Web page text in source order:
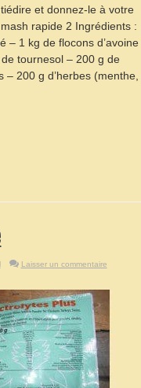
et donnez-le à votre
rapide 2 Ingrédients :
– 1 kg de flocons d’avoine
tournesol – 200 g de
– 200 g d’herbes (menthe,
Laisser un commentaire